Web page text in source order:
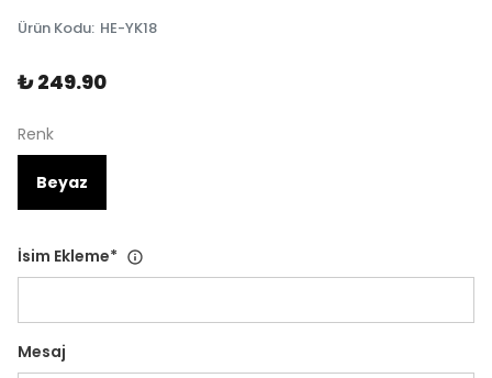
Ürün Kodu: HE-YK18
₺ 249.90
Renk
Beyaz
İsim Ekleme*
Mesaj